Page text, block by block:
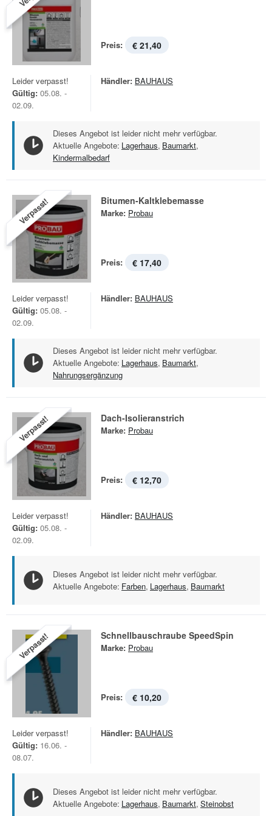
Preis: € 21,40
Leider verpasst!
Gültig: 05.08. -
02.09.
Händler: BAUHAUS
Dieses Angebot ist leider nicht mehr verfügbar.
Aktuelle Angebote: Lagerhaus, Baumarkt,
Kindermalbedarf
Verpasst! Bitumen-Kaltklebemasse
Marke: Probau
Preis: € 17,40
Leider verpasst!
Gültig: 05.08. -
02.09.
Händler: BAUHAUS
Dieses Angebot ist leider nicht mehr verfügbar.
Aktuelle Angebote: Lagerhaus, Baumarkt,
Nahrungsergänzung
Verpasst! Dach-Isolieranstrich
Marke: Probau
Preis: € 12,70
Leider verpasst!
Gültig: 05.08. -
02.09.
Händler: BAUHAUS
Dieses Angebot ist leider nicht mehr verfügbar.
Aktuelle Angebote: Farben, Lagerhaus, Baumarkt
Verpasst! Schnellbauschraube SpeedSpin
Marke: Probau
Preis: € 10,20
Leider verpasst!
Gültig: 16.06. -
08.07.
Händler: BAUHAUS
Dieses Angebot ist leider nicht mehr verfügbar.
Aktuelle Angebote: Lagerhaus, Baumarkt, Steinobst